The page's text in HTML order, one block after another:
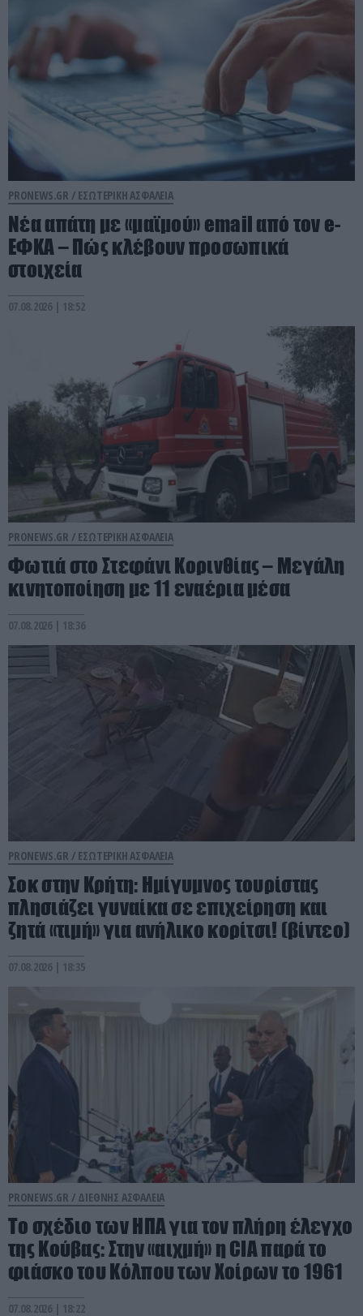
PRONEWS.GR / ΕΣΩΤΕΡΙΚΗ ΑΣΦΑΛΕΙΑ
Νέα απάτη με «μαϊμού» email από τον e-
ΕΦΚΑ – Πώς κλέβουν προσωπικά
στοιχεία
07.08.2026 | 18:52
PRONEWS.GR / ΕΣΩΤΕΡΙΚΗ ΑΣΦΑΛΕΙΑ
Φωτιά στο Στεφάνι Κορινθίας – Μεγάλη
κινητοποίηση με 11 εναέρια μέσα
07.08.2026 | 18:36
PRONEWS.GR / ΕΣΩΤΕΡΙΚΗ ΑΣΦΑΛΕΙΑ
Σοκ στην Κρήτη: Ημίγυμνος τουρίστας
πλησιάζει γυναίκα σε επιχείρηση και
ζητά «τιμή» για ανήλικο κορίτσι! (βίντεο)
07.08.2026 | 18:35
PRONEWS.GR / ΔΙΕΘΝΗΣ ΑΣΦΑΛΕΙΑ
To σχέδιο των ΗΠΑ για τον πλήρη έλεγχο
της Κούβας: Στην «αιχμή» η CIA παρά το
φιάσκο του Κόλπου των Χοίρων το 1961
07.08.2026 | 18:22